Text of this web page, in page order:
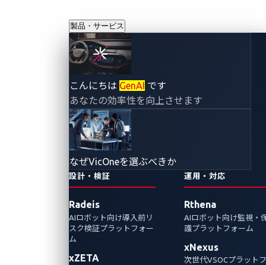
製品・サービス
こんにちは GenAI です
あなたの効率性を向上させます
なぜVicOneを選ぶべきか
設計・検証
Radeis
AIロボット向け導入前リ
スク検証プラットフォー
ム
xZETA
運用・対応
Rthena
AIロボット向け監視・
護プラットフォーム
xNexus
次世代VSOCプラットフ
パナソニック オー
トモーティブシス
テムズ、トレンド
マイクロ、VicOne
が 自動車の次世代
コックピットシス